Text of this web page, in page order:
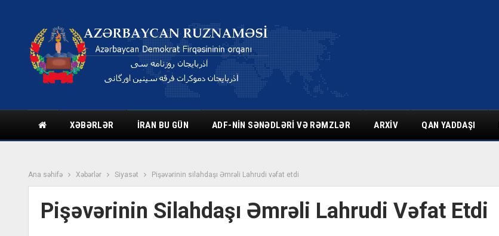
XƏBƏRLƏR İRAN BU GÜN ADF-NIN SƏNƏDLƏRI VƏ RƏMZLƏR ARXIV QAN YADDAŞI
Ana səhifə Xəbərlər Siyasət Pişəvərinin silahdaşı Əmrəli Lahrudi vəfat etdi
Pişəvərinin Silahdaşı Əmrəli Lahrudi Vəfat Etdi